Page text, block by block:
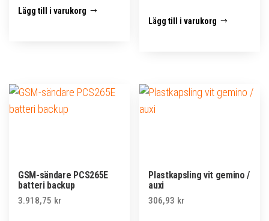
Lägg till i varukorg
Lägg till i varukorg
GSM-sändare PCS265E
batteri backup
3.918,75 kr
Plastkapsling vit gemino /
auxi
306,93 kr